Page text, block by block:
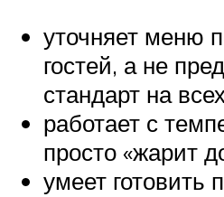
уточняет меню
гостей, а не
стандарт на
работает с
просто «жарит
умеет готовить